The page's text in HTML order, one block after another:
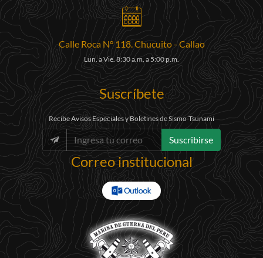
Calle Roca N° 118. Chucuito - Callao
Lun. a Vie. 8:30 a.m. a 5:00 p.m.
Suscríbete
Recibe Avisos Especiales y Boletines de Sismo-Tsunami
Suscribirse
Correo institucional